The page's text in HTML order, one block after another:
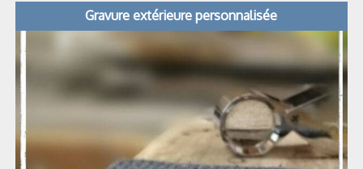
Gravure extérieure personnalisée